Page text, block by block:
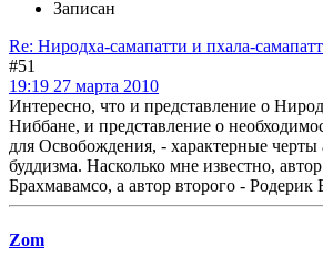
Записан
Re: Ниродха-самапатти и пхала-
#51
19:19 27 марта 2010
Интересно, что и представление о
Ниббане, и представление о
для Освобождения, - характерные черты
буддизма. Насколько мне известно,
Брахмавамсо, а автор второго - Родерик
Zom